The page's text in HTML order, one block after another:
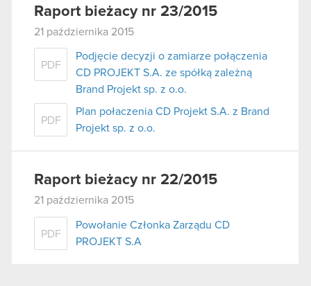
Raport bieżacy nr 23/2015
21 października 2015
PDF
Podjęcie decyzji o zamiarze połączenia
CD PROJEKT S.A. ze spółką zależną
Brand Projekt sp. z o.o.
PDF
Plan połaczenia CD Projekt S.A. z Brand
Projekt sp. z o.o.
Raport bieżacy nr 22/2015
21 października 2015
PDF
Powołanie Członka Zarządu CD
PROJEKT S.A